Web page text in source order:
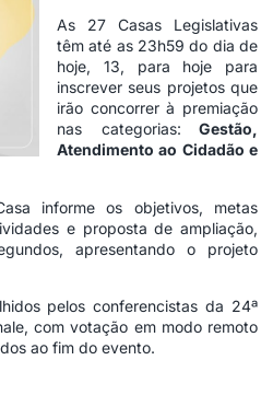
As 27 Casas Legislativas
têm até as 23h59 do dia de
hoje, 13, para hoje para
inscrever seus projetos que
irão concorrer à premiação
nas categorias: Gestão,
Atendimento ao Cidadão e
informe os objetivos, metas
e proposta de ampliação,
apresentando o projeto
pelos conferencistas da 24ª
com votação em modo remoto
ao fim do evento.